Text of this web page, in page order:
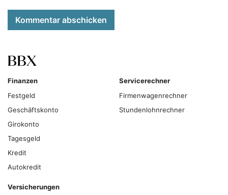
Kommentar abschicken
Finanzen
Festgeld
Geschäftskonto
Girokonto
Tagesgeld
Kredit
Autokredit
Servicerechner
Firmenwagenrechner
Stundenlohnrechner
Versicherungen